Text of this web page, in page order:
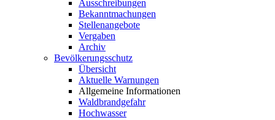
Ausschreibungen
Bekanntmachungen
Stellenangebote
Vergaben
Archiv
Bevölkerungsschutz
Übersicht
Aktuelle Warnungen
Allgemeine Informationen
Waldbrandgefahr
Hochwasser